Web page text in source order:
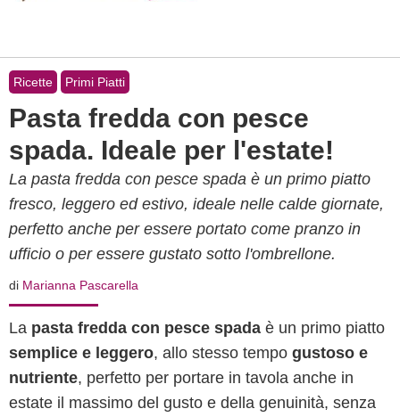
Ricette Primi Piatti
Pasta fredda con pesce
spada. Ideale per l'estate!
La pasta fredda con pesce spada è un primo piatto
fresco, leggero ed estivo, ideale nelle calde giornate,
perfetto anche per essere portato come pranzo in
ufficio o per essere gustato sotto l'ombrellone.
di Marianna Pascarella
La pasta fredda con pesce spada è un primo piatto
semplice e leggero, allo stesso tempo gustoso e
nutriente, perfetto per portare in tavola anche in
estate il massimo del gusto e della genuinità, senza